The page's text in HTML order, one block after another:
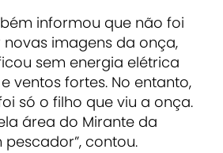
informou que não foi
imagens da onça,
sem energia elétrica
ventos fortes. No entanto,
só o filho que viu a onça.
área do Mirante da
contou.